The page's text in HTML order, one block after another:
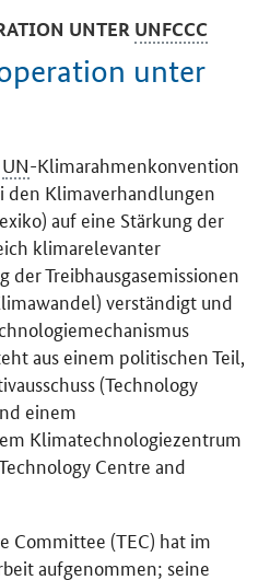
UNTER UNFCCC
unter
UN-Klimarahmenkonvention
den Klimaverhandlungen
auf eine Stärkung der
klimarelevanter
Treibhausgasemissionen
verständigt und
aus einem politischen Teil,
(Technology
einem
Klimatechnologiezentrum
Centre and
Committee (TEC) hat im
aufgenommen; seine